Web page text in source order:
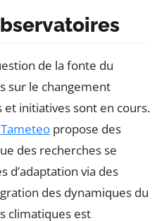
de la fonte du
sur le changement
initiatives sont en cours.
propose des
des recherches se
d’adaptation via des
des dynamiques du
climatiques est